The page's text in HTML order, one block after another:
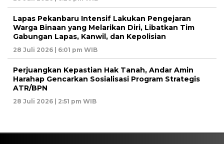
Lapas Pekanbaru Intensif Lakukan Pengejaran
Warga Binaan yang Melarikan Diri, Libatkan Tim
Gabungan Lapas, Kanwil, dan Kepolisian
28 Juli 2026 | 6:01 pm WIB
Perjuangkan Kepastian Hak Tanah, Andar Amin
Harahap Gencarkan Sosialisasi Program Strategis
ATR/BPN
28 Juli 2026 | 2:51 pm WIB